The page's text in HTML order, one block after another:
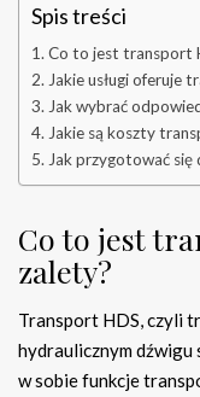
Spis treści
Co to jest transport
Jakie usługi oferuje
Jak wybrać
Jakie są koszty
Jak przygotować
Co to jest
zalety?
Transport HDS, czyli
hydraulicznym dźwigu
w sobie funkcje